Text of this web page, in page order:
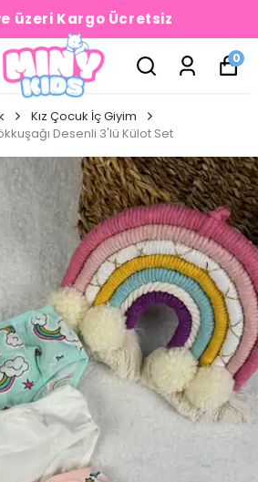
üzeri Kargo Ücretsiz
0
Kız Çocuk İç Giyim
Desenli 3'lü Külot Set